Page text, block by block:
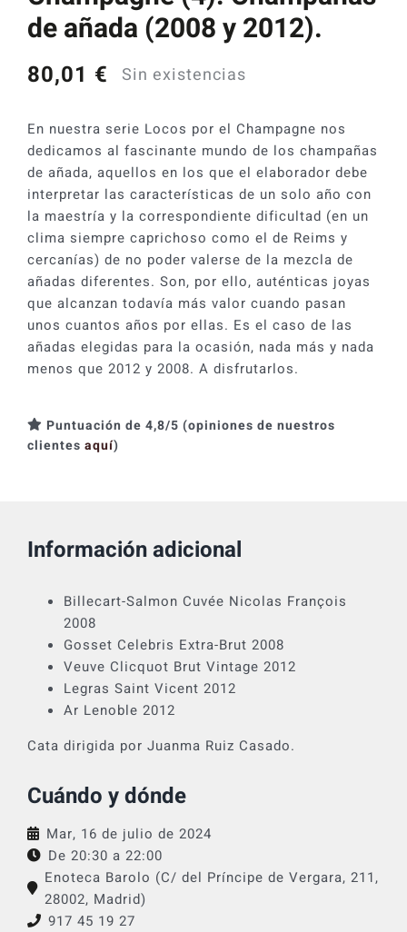
de añada (2008 y 2012).
80,01 € Sin existencias
En nuestra serie Locos por el Champagne nos
dedicamos al fascinante mundo de los champañas
de añada, aquellos en los que el elaborador debe
interpretar las características de un solo año con
la maestría y la correspondiente dificultad (en un
clima siempre caprichoso como el de Reims y
cercanías) de no poder valerse de la mezcla de
añadas diferentes. Son, por ello, auténticas joyas
que alcanzan todavía más valor cuando pasan
unos cuantos años por ellas. Es el caso de las
añadas elegidas para la ocasión, nada más y nada
menos que 2012 y 2008. A disfrutarlos.
Puntuación de 4,8/5 (opiniones de nuestros
clientes aquí)
Información adicional
Billecart-Salmon Cuvée Nicolas François
2008
Gosset Celebris Extra-Brut 2008
Veuve Clicquot Brut Vintage 2012
Legras Saint Vicent 2012
Ar Lenoble 2012
Cata dirigida por Juanma Ruiz Casado.
Cuándo y dónde
Mar, 16 de julio de 2024
De 20:30 a 22:00
Enoteca Barolo (C/ del Príncipe de Vergara, 211,
28002, Madrid)
917 45 19 27